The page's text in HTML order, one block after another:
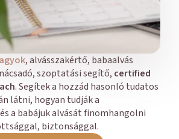
, alvásszakértő, babaalvás
szoptatási segítő, certified
. Segítek a hozzád hasonló tudatos
látni, hogyan tudják a
a babájuk alvását finomhangolni
biztonsággal.